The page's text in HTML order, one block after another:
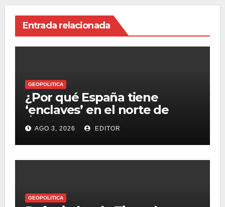
Entrada relacionada
GEOPOLITICA
¿Por qué España tiene
‘enclaves’ en el norte de
África?
AGO 3, 2026 EDITOR
GEOPOLITICA